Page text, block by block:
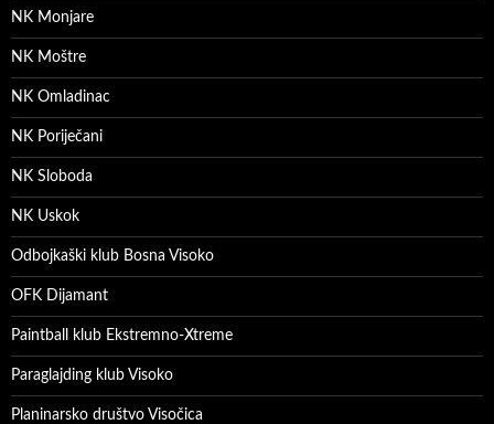
NK Monjare
NK Moštre
NK Omladinac
NK Poriječani
NK Sloboda
NK Uskok
Odbojkaški klub Bosna Visoko
OFK Dijamant
Paintball klub Ekstremno-Xtreme
Paraglajding klub Visoko
Planinarsko društvo Visočica